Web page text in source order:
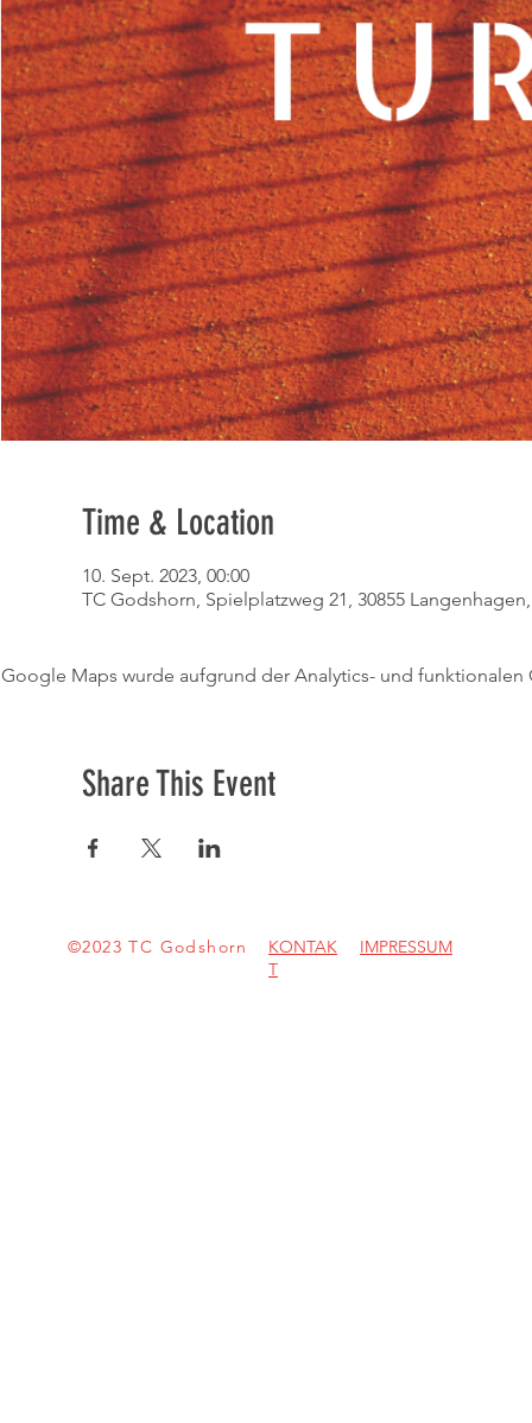
Time & Location
10. Sept. 2023, 00:00
TC Godshorn, Spielplatzweg 21, 30855
Google Maps wurde aufgrund der Analytics- und
Share This Event
©2023 TC Godshorn
KONTAK
T
IMPRESSUM